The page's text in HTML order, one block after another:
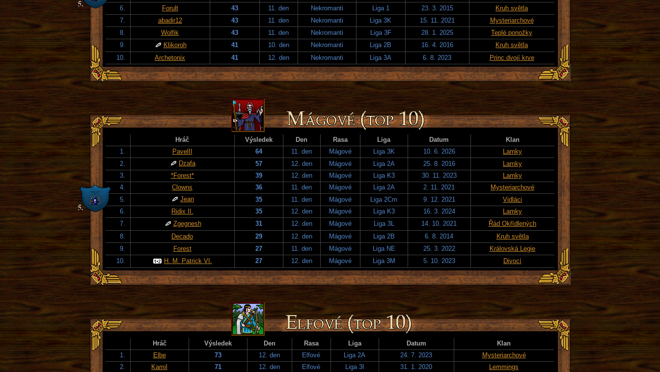
6.
Forult 43 11. den Nekromanti Liga 1 23. 3. 2015
Kruh světla
7.
abadir12 43 11. den Nekromanti Liga 3K 15. 11. 2021
Mysteriarchové
8.
Wolfik 43 11. den Nekromanti Liga 3F 28. 1. 2025
Teplé ponožky
9.
Klikoroh 41 10. den Nekromanti Liga 2B 16. 4. 2016
Kruh světla
10.
Archetonix 41 12. den Nekromanti Liga 3A 6. 8. 2023 Princ dvojí krve
Hráč Výsledek Den Rasa Liga Datum
Klan
1.
PavelII 64 11. den Mágové Liga 3K 10. 6. 2026
Lamky
2.
Dzafa 57 12. den Mágové Liga 2A 25. 8. 2016
Lamky
3.
*Forest* 39 12. den Mágové Liga K3 30. 11. 2023
Lamky
4.
Clowns 36 11. den Mágové Liga 2A 2. 11. 2021
Mysteriarchové
5.
Jean 35 11. den Mágové Liga 2Cm 9. 12. 2021
Vidláci
6.
Ridix II. 35 12. den Mágové Liga K3 16. 3. 2024
Lamky
7.
Zgegnesh 31 12. den Mágové Liga 3L 14. 10. 2021
Řád Okřídlených
8.
Decado 29 12. den Mágové Liga 2B 6. 8. 2014
Kruh světla
9.
Forest 27 11. den Mágové Liga NE 25. 3. 2022
Královská Legie
10.
H. M. Patrick VI. 27 12. den Mágové Liga 3M 5. 10. 2023 Divocí
Hráč Výsledek Den Rasa Liga Datum
Klan
1.
Elbe 73 12. den Elfové Liga 2A 24. 7. 2023
Mysteriarchové
2.
Kamil 71 12. den Elfové Liga 3I 31. 1. 2020 Lemmings